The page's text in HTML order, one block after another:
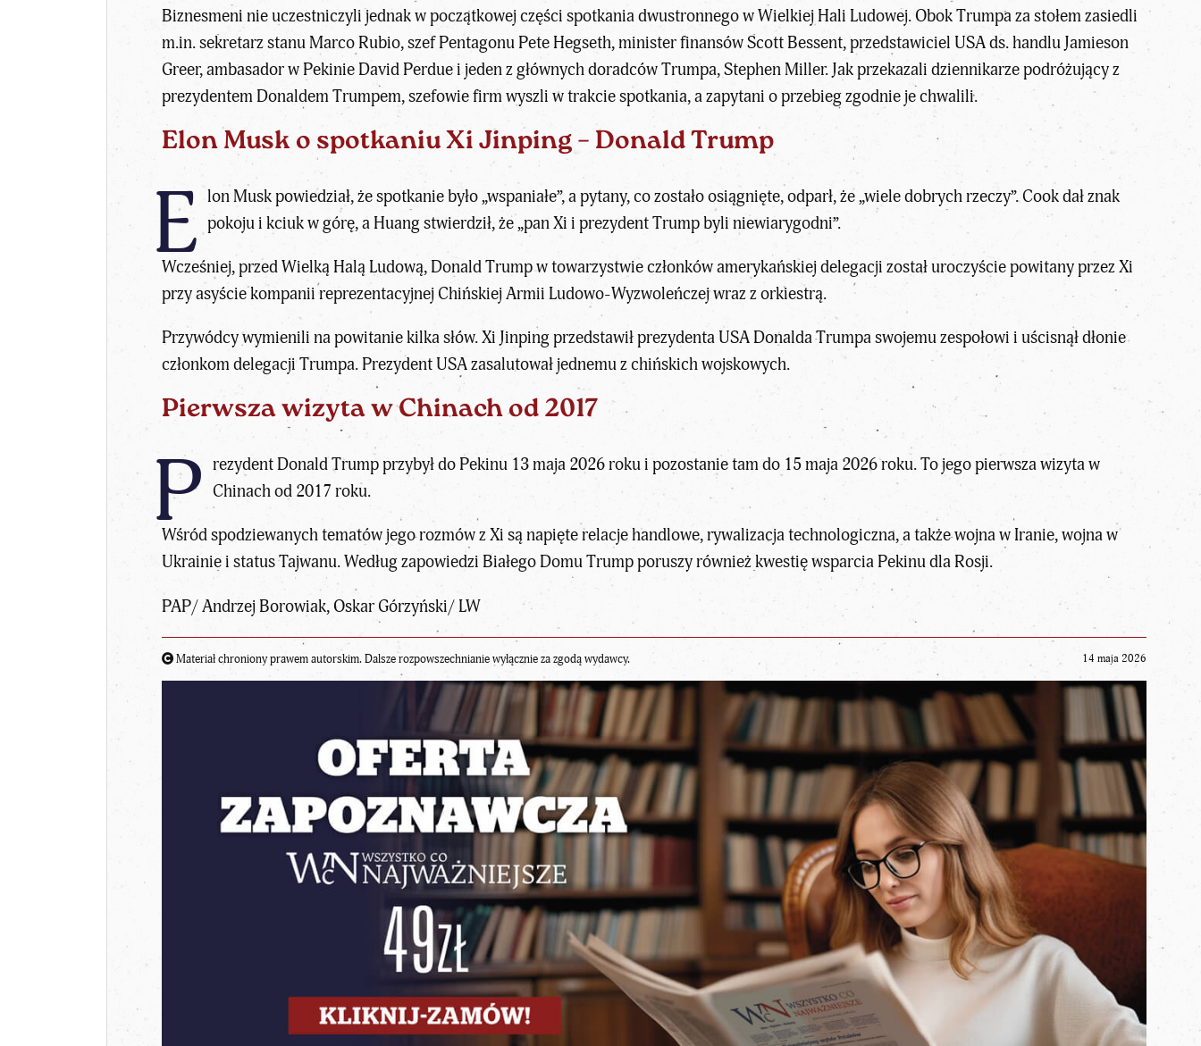
Biznesmeni nie uczestniczyli jednak w początkowej części spotkania dwustronnego w Wielkiej Hali Ludowej. Obok Trumpa za stołem zasiedli
m.in. sekretarz stanu Marco Rubio, szef Pentagonu Pete Hegseth, minister finansów Scott Bessent, przedstawiciel USA ds. handlu Jamieson
Greer, ambasador w Pekinie David Perdue i jeden z głównych doradców Trumpa, Stephen Miller. Jak przekazali dziennikarze podróżujący z
prezydentem Donaldem Trumpem, szefowie firm wyszli w trakcie spotkania, a zapytani o przebieg zgodnie je chwalili.
Elon Musk o spotkaniu Xi Jinping – Donald Trump
E lon Musk powiedział, że spotkanie było „wspaniałe”, a pytany, co zostało osiągnięte, odparł, że „wiele dobrych rzeczy”. Cook dał znak
pokoju i kciuk w górę, a Huang stwierdził, że „pan Xi i prezydent Trump byli niewiarygodni”.
Wcześniej, przed Wielką Halą Ludową, Donald Trump w towarzystwie członków amerykańskiej delegacji został uroczyście powitany przez Xi
przy asyście kompanii reprezentacyjnej Chińskiej Armii Ludowo-Wyzwoleńczej wraz z orkiestrą.
Przywódcy wymienili na powitanie kilka słów. Xi Jinping przedstawił prezydenta USA Donalda Trumpa swojemu zespołowi i uścisnął dłonie
członkom delegacji Trumpa. Prezydent USA zasalutował jednemu z chińskich wojskowych.
Pierwsza wizyta w Chinach od 2017
P rezydent Donald Trump przybył do Pekinu 13 maja 2026 roku i pozostanie tam do 15 maja 2026 roku. To jego pierwsza wizyta w
Chinach od 2017 roku.
Wśród spodziewanych tematów jego rozmów z Xi są napięte relacje handlowe, rywalizacja technologiczna, a także wojna w Iranie, wojna w
Ukrainie i status Tajwanu. Według zapowiedzi Białego Domu Trump poruszy również kwestię wsparcia Pekinu dla Rosji.
PAP/ Andrzej Borowiak, Oskar Górzyński/ LW
Materiał chroniony prawem autorskim. Dalsze rozpowszechnianie wyłącznie za zgodą wydawcy. 14 maja 2026